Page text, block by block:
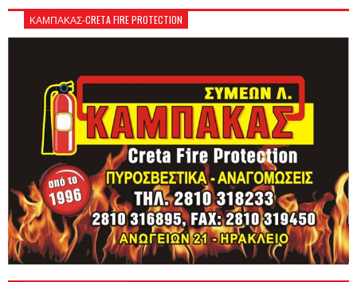
ΚΑΜΠΑΚΑΣ-CRETA FIRE PROTECTION